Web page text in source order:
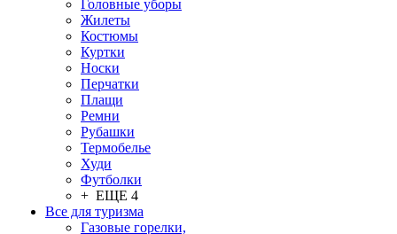
Головные уборы
Жилеты
Костюмы
Куртки
Носки
Перчатки
Плащи
Ремни
Рубашки
Термобелье
Худи
Футболки
+ ЕЩЕ 4
Все для туризма
Газовые горелки,